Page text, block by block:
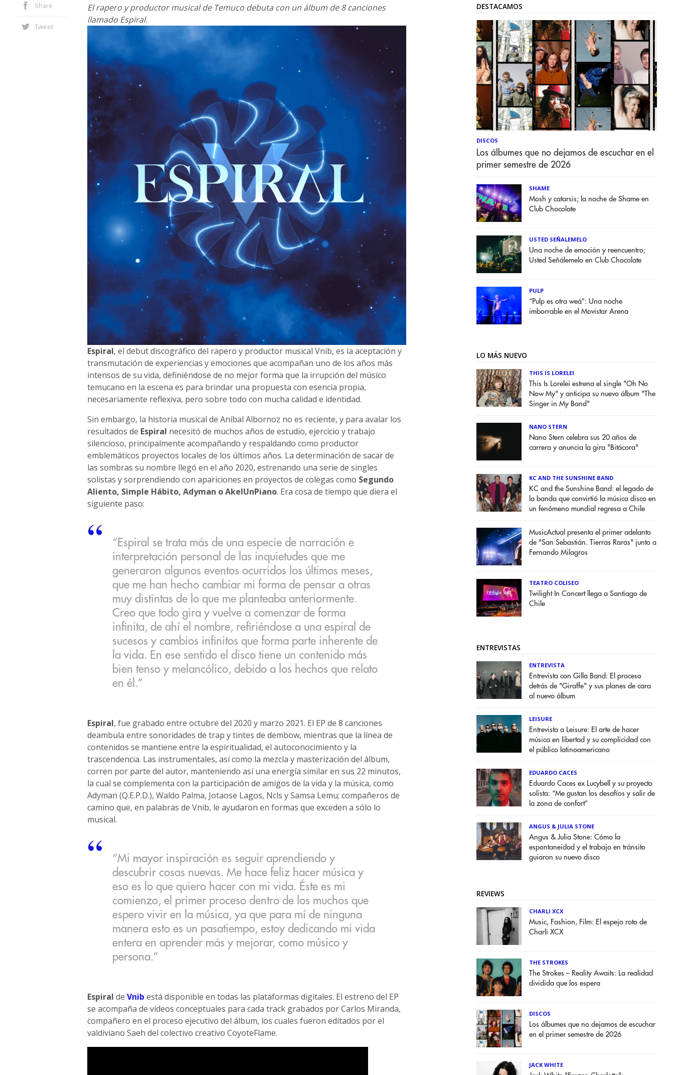
Share
Tweet
El rapero y productor musical de Temuco debuta con un álbum de 8 canciones
llamado Espiral.
Espiral, el debut discográfico del rapero y productor musical Vnib, es la aceptación y
transmutación de experiencias y emociones que acompañan uno de los años más
intensos de su vida, definiéndose de no mejor forma que la irrupción del músico
temucano en la escena es para brindar una propuesta con esencia propia,
necesariamente reflexiva, pero sobre todo con mucha calidad e identidad.
Sin embargo, la historia musical de Aníbal Albornoz no es reciente, y para avalar los
resultados de Espiral necesitó de muchos años de estudio, ejercicio y trabajo
silencioso, principalmente acompañando y respaldando como productor
emblemáticos proyectos locales de los últimos años. La determinación de sacar de
las sombras su nombre llegó en el año 2020, estrenando una serie de singles
solistas y sorprendiendo con apariciones en proyectos de colegas como Segundo
Aliento, Simple Hábito, Adyman o AkelUnPiano. Era cosa de tiempo que diera el
siguiente paso:
“Espiral se trata más de una especie de narración e
interpretación personal de las inquietudes que me
generaron algunos eventos ocurridos los últimos meses,
que me han hecho cambiar mi forma de pensar a otras
muy distintas de lo que me planteaba anteriormente.
Creo que todo gira y vuelve a comenzar de forma
infinita, de ahí el nombre, refiriéndose a una espiral de
sucesos y cambios infinitos que forma parte inherente de
la vida. En ese sentido el disco tiene un contenido más
bien tenso y melancólico, debido a los hechos que relato
en él.”
Espiral, fue grabado entre octubre del 2020 y marzo 2021. El EP de 8 canciones
deambula entre sonoridades de trap y tintes de dembow, mientras que la línea de
contenidos se mantiene entre la espiritualidad, el autoconocimiento y la
trascendencia. Las instrumentales, así como la mezcla y masterización del álbum,
corren por parte del autor, manteniendo así una energía similar en sus 22 minutos,
la cual se complementa con la participación de amigos de la vida y la música, como
Adyman (Q.E.P.D.), Waldo Palma, Jotaose Lagos, Ncls y Samsa Lemu; compañeros de
camino que, en palabras de Vnib, le ayudaron en formas que exceden a sólo lo
musical.
“Mi mayor inspiración es seguir aprendiendo y
descubrir cosas nuevas. Me hace feliz hacer música y
eso es lo que quiero hacer con mi vida. Éste es mi
comienzo, el primer proceso dentro de los muchos que
espero vivir en la música, ya que para mí de ninguna
manera esto es un pasatiempo, estoy dedicando mi vida
entera en aprender más y mejorar, como músico y
persona.”
Espiral de Vnib está disponible en todas las plataformas digitales. El estreno del EP
se acompaña de vídeos conceptuales para cada track grabados por Carlos Miranda,
compañero en el proceso ejecutivo del álbum, los cuales fueron editados por el
valdiviano Saeh del colectivo creativo CoyoteFlame.
DESTACAMOS
DISCOS
Los álbumes que no dejamos de escuchar en el
primer semestre de 2026
SHAME
Mosh y catarsis; la noche de Shame en
Club Chocolate
USTED SEÑALEMELO
Una noche de emoción y reencuentro;
Usted Señálemelo en Club Chocolate
PULP
“Pulp es otra weá”: Una noche
imborrable en el Movistar Arena
LO MÁS NUEVO
THIS IS LORELEI
This Is Lorelei estrena el single "Oh No
Now My" y anticipa su nuevo álbum "The
Singer in My Band"
NANO STERN
Nano Stern celebra sus 20 años de
carrera y anuncia la gira "Bitácora"
KC AND THE SUNSHINE BAND
KC and the Sunshine Band: el legado de
la banda que convirtió la música disco en
un fenómeno mundial regresa a Chile
MusicActual presenta el primer adelanto
de "San Sebastián. Tierras Raras" junto a
Fernando Milagros
TEATRO COLISEO
Twilight In Concert llega a Santiago de
Chile
ENTREVISTAS
ENTREVISTA
Entrevista con Gilla Band: El proceso
detrás de "Giraffe" y sus planes de cara
al nuevo álbum
LEISURE
Entrevista a Leisure: El arte de hacer
música en libertad y su complicidad con
el público latinoamericano
EDUARDO CACES
Eduardo Caces ex Lucybell y su proyecto
solista: “Me gustan los desafíos y salir de
la zona de confort”
ANGUS & JULIA STONE
Angus & Julia Stone: Cómo la
espontaneidad y el trabajo en tránsito
guiaron su nuevo disco
REVIEWS
CHARLI XCX
Music, Fashion, Film: El espejo roto de
Charli XCX
THE STROKES
The Strokes – Reality Awaits: La realidad
dividida que los espera
DISCOS
Los álbumes que no dejamos de escuchar
en el primer semestre de 2026
JACK WHITE